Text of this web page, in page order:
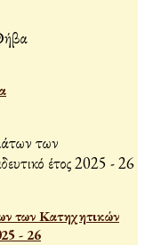
των Κατηχητικών
- 26